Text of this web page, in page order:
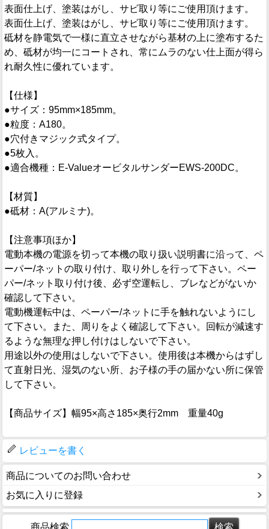
表面仕上げ、塗装はがし、サビ取り等にご使用頂けます。
表面仕上げ、塗装はがし、サビ取り等にご使用頂けます。
砥材を静電気で一様に直立させながら基材の上に塗布するた
め、砥材が均一にコートされ、常にムラのない仕上面が得ら
れ耐久性に優れています。
【仕様】
●サイズ：95mm×185mm。
●粒度：A180。
●穴付きマジック式タイプ。
●5枚入。
●適合機種：E-ValueオービタルサンダーEWS-200DC。
【材質】
●砥材：A(アルミナ)。
【注意事項ほか】
電動本機の電源を切って本機の取り扱い説明書に沿って、ペ
ーパー/ネットの取り付け、取り外しを行って下さい。ペー
パー/ネット取り付け後、必ず空運転し、ブレなどがないか
確認して下さい。
電動機運転中は、ペーパー/ネットに手を触れないようにし
て下さい。また、周りをよく確認して下さい。回転が減速す
るような無理な押し付けはしないで下さい。
用途以外の使用はしないで下さい。使用後は本機からはずし
て直射日光、湿気のない所、お子様の手の届かない所に保管
して下さい。
【商品サイズ】幅95×高さ185×奥行2mm 重量40g
レビューを書く
商品についてのお問い合わせ
お気に入りに登録